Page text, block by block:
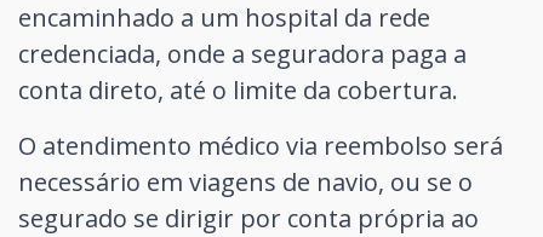
encaminhado a um hospital da rede
credenciada, onde a seguradora paga a
conta direto, até o limite da cobertura.
O atendimento médico via reembolso será
necessário em viagens de navio, ou se o
segurado se dirigir por conta própria ao